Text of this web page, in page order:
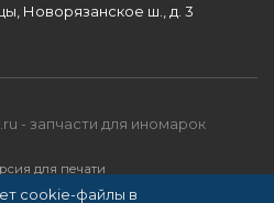
Новорязанское ш., д. 3
- запчасти для иномарок
для печати
cookie-файлы в